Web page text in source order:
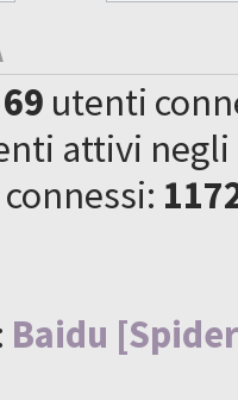
69 utenti
attivi
Baidu